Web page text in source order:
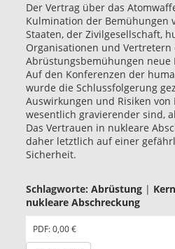
Der Vertrag über das
Kulmination der Bemühungen
Staaten, der Zivilgesellschaft,
Organisationen und Vertretern
Abrüstungsbemühungen neue
Auf den Konferenzen der
wurde die Schlussfolgerung
Auswirkungen und Risiken
wesentlich gravierender sind,
Das Vertrauen in nukleare
daher letztlich auf einer
Sicherheit.
Schlagworte: Abrüstung |
nukleare Abschreckung
PDF: 0,00 €